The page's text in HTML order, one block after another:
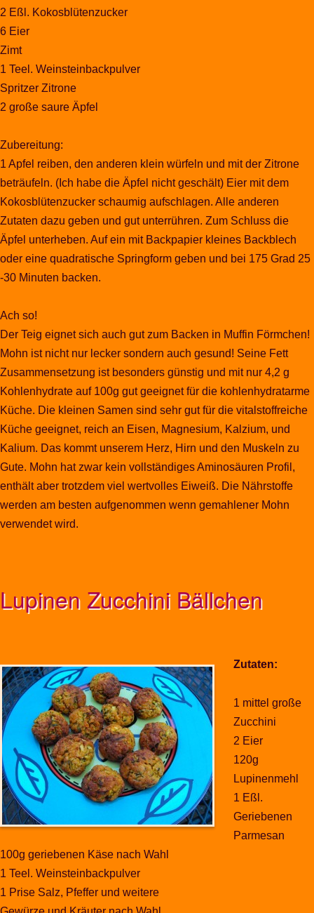
2 Eßl. Kokosblütenzucker
6 Eier
Zimt
1 Teel. Weinsteinbackpulver
Spritzer Zitrone
2 große saure Äpfel
Zubereitung:
1 Apfel reiben, den anderen klein würfeln und mit der Zitrone
beträufeln. (Ich habe die Äpfel nicht geschält) Eier mit dem
Kokosblütenzucker schaumig aufschlagen. Alle anderen
Zutaten dazu geben und gut unterrühren. Zum Schluss die
Äpfel unterheben. Auf ein mit Backpapier kleines Backblech
oder eine quadratische Springform geben und bei 175 Grad 25
-30 Minuten backen.
Ach so!
Der Teig eignet sich auch gut zum Backen in Muffin Förmchen!
Mohn ist nicht nur lecker sondern auch gesund! Seine Fett
Zusammensetzung ist besonders günstig und mit nur 4,2 g
Kohlenhydrate auf 100g gut geeignet für die kohlenhydratarme
Küche. Die kleinen Samen sind sehr gut für die vitalstoffreiche
Küche geeignet, reich an Eisen, Magnesium, Kalzium, und
Kalium. Das kommt unserem Herz, Hirn und den Muskeln zu
Gute. Mohn hat zwar kein vollständiges Aminosäuren Profil,
enthält aber trotzdem viel wertvolles Eiweiß. Die Nährstoffe
werden am besten aufgenommen wenn gemahlener Mohn
verwendet wird.
Lupinen Zucchini Bällchen
Zutaten:
1 mittel große
Zucchini
2 Eier
120g
Lupinenmehl
1 Eßl.
Geriebenen
Parmesan
100g geriebenen Käse nach Wahl
1 Teel. Weinsteinbackpulver
1 Prise Salz, Pfeffer und weitere